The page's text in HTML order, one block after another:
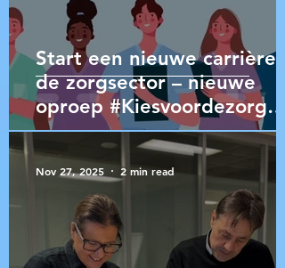
Start een nieuwe carrière
de zorgsector – nieuwe
oproep #Kiesvoordezorg
open
Nov 27, 2025 2 min read